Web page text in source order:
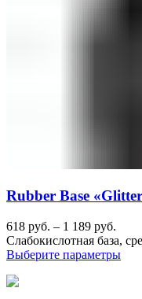
Rubber Base
618 руб. – 1 189 руб.
Слабокислотная база,
Выберите параметры